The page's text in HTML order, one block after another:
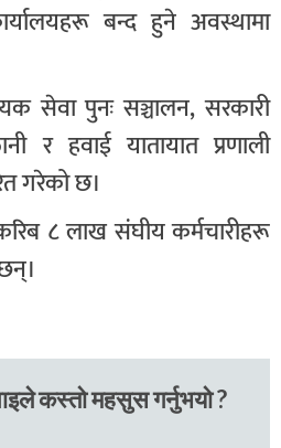
बन्द हुने अवस्थामा
सेवा पुनः सञ्चालन, सरकारी
र हवाई यातायात प्रणाली
गरेको छ।
८ लाख संघीय कर्मचारीहरू
कस्तो महसुस गर्नुभयो ?